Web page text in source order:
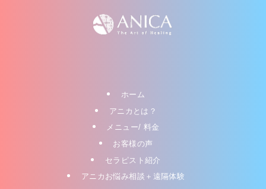
ホーム
アニカとは？
メニュー/ 料金
お客様の声
セラピスト紹介
アニカお悩み相談＋遠隔体験